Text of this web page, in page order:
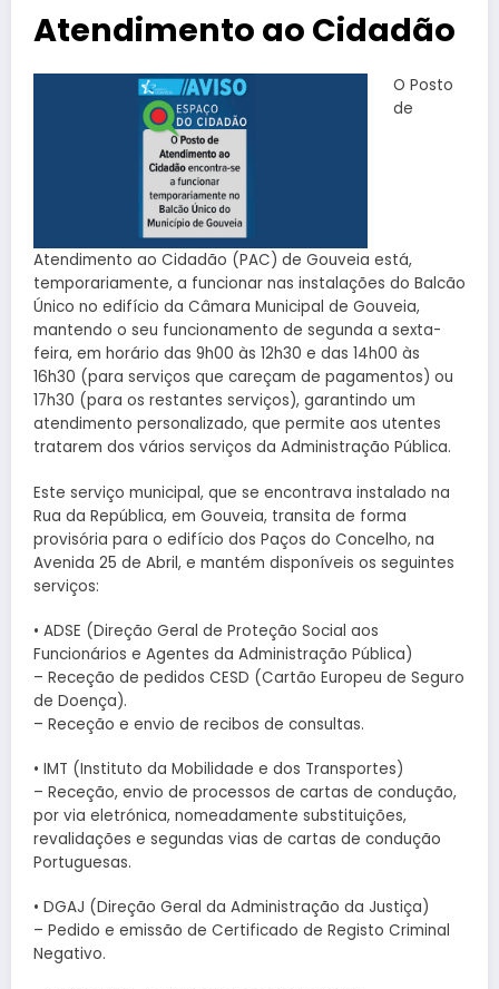
Atendimento ao Cidadão
O Posto
de
Atendimento ao Cidadão (PAC) de Gouveia está,
temporariamente, a funcionar nas instalações do Balcão
Único no edifício da Câmara Municipal de Gouveia,
mantendo o seu funcionamento de segunda a sexta-
feira, em horário das 9h00 às 12h30 e das 14h00 às
16h30 (para serviços que careçam de pagamentos) ou
17h30 (para os restantes serviços), garantindo um
atendimento personalizado, que permite aos utentes
tratarem dos vários serviços da Administração Pública.
Este serviço municipal, que se encontrava instalado na
Rua da República, em Gouveia, transita de forma
provisória para o edifício dos Paços do Concelho, na
Avenida 25 de Abril, e mantém disponíveis os seguintes
serviços:
• ADSE (Direção Geral de Proteção Social aos
Funcionários e Agentes da Administração Pública)
– Receção de pedidos CESD (Cartão Europeu de Seguro
de Doença).
– Receção e envio de recibos de consultas.
• IMT (Instituto da Mobilidade e dos Transportes)
– Receção, envio de processos de cartas de condução,
por via eletrónica, nomeadamente substituições,
revalidações e segundas vias de cartas de condução
Portuguesas.
• DGAJ (Direção Geral da Administração da Justiça)
– Pedido e emissão de Certificado de Registo Criminal
Negativo.